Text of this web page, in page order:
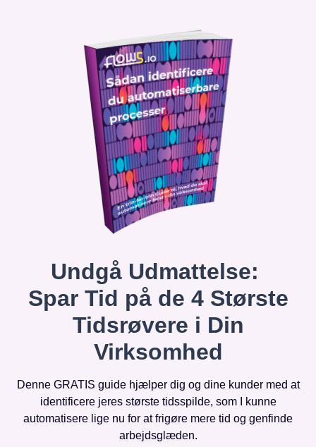
Undgå Udmattelse:
Spar Tid på de 4 Største
Tidsrøvere i Din
Virksomhed
Denne GRATIS guide hjælper dig og dine kunder med at
identificere jeres største tidsspilde, som I kunne
automatisere lige nu for at frigøre mere tid og genfinde
arbejdsglæden.